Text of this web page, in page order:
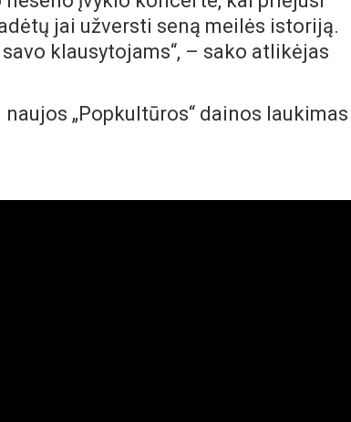
jai užversti seną meilės istoriją.
klausytojams“, – sako atlikėjas
„Popkultūros“ dainos laukimas